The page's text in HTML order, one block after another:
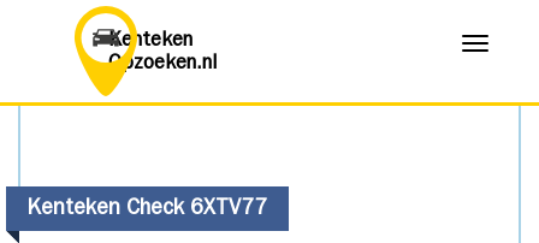
Kenteken
Opzoeken.nl
Menu
Kenteken Check 6XTV77